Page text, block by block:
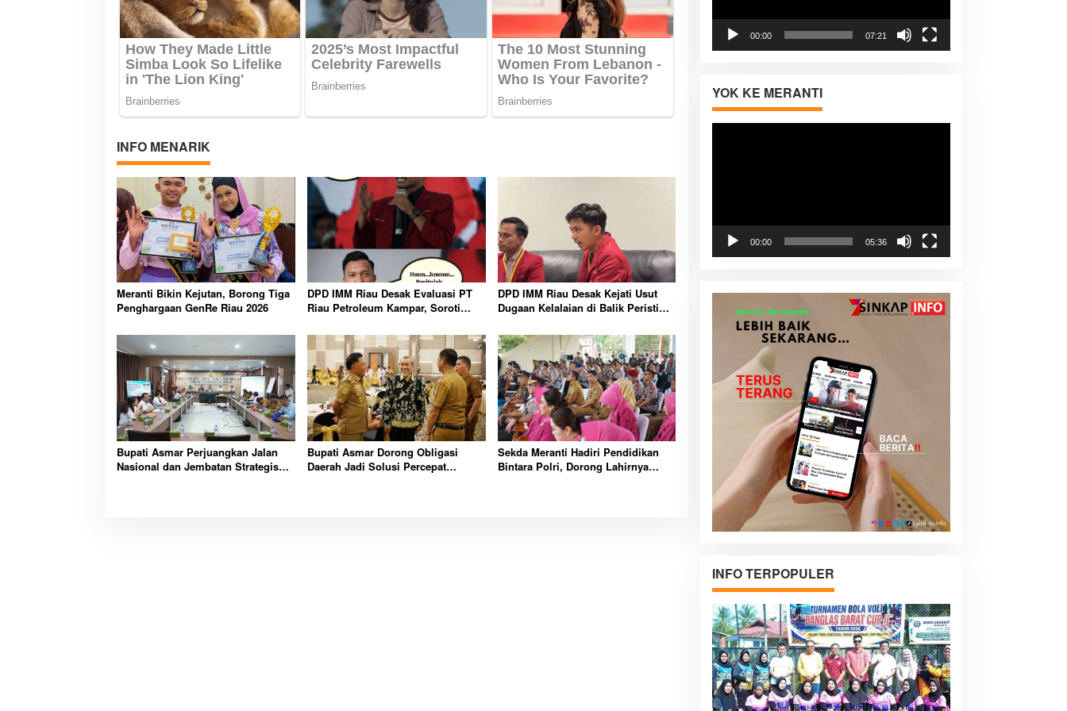
INFO MENARIK
Meranti Bikin Kejutan, Borong Tiga
Penghargaan GenRe Riau 2026
DPD IMM Riau Desak Evaluasi PT
Riau Petroleum Kampar, Soroti
DPD IMM Riau Desak Kejati Usut
Dugaan Kelalaian di Balik Peristiwa
Bupati Asmar Perjuangkan Jalan
Nasional dan Jembatan Strategis
Bupati Asmar Dorong Obligasi
Daerah Jadi Solusi Percepat
Sekda Meranti Hadiri Pendidikan
Bintara Polri, Dorong Lahirnya
00:00 07:21
YOK KE MERANTI
00:00 05:36
INFO TERPOPULER